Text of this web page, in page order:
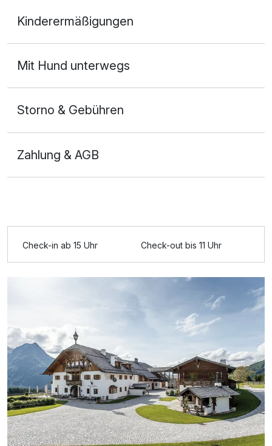
2 Erwachsene
137,00 €
Suite/n
2 Erwachsene und 1 Kind
Kinderermäßigungen
Mit Hund unterwegs
Storno & Gebühren
Zahlung & AGB
Check-in ab 15 Uhr Check-out bis 11 Uhr